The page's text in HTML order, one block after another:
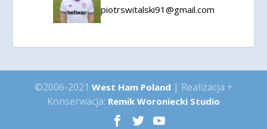
piotrswitalski91@gmail.com
©2006-2021 West Ham Poland | Realizacja +
Konserwacja: Remik Woroniecki Studio